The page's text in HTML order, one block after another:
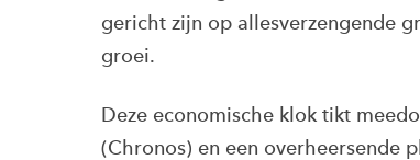
gericht zijn op allesverzengende
groei.
Deze economische klok tikt
(Chronos) en een overheersende